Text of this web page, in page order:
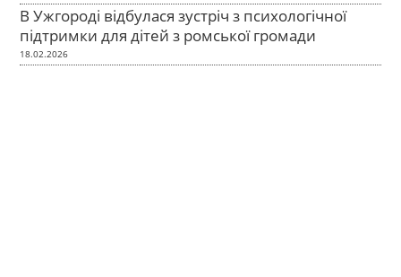
В Ужгороді відбулася зустріч з психологічної
підтримки для дітей з ромської громади
18.02.2026